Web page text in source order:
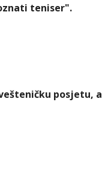
teniser".
posjetu, a